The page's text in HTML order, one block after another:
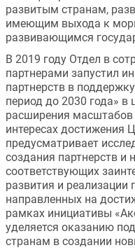
развитым странам,
имеющим выхода к
развивающимся
В 2019 году Отдел в
партнерами запустил
партнерств в
период до 2030 года» в
расширения
интересах достижения
предусматривает
создания партнерств и
соответствующих
развития и реализации
направленных на
рамках инициативы
уделяется оказанию
странам в создании